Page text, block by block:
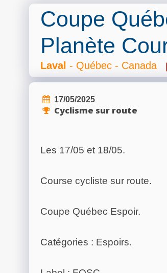
Coupe
Planète
Laval - Québec - Canada
17/05/2025
Cyclisme sur route
Les 17/05 et 18/05.
Course cycliste sur route.
Coupe Québec Espoir.
Catégories : Espoirs.